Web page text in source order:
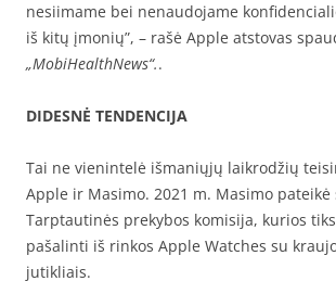
nesiimame bei nenaudojame
iš kitų įmonių”, – rašė Apple atstovas
„MobiHealthNews“..
DIDESNĖ TENDENCIJA
Tai ne vienintelė išmaniųjų laikrodžių
Apple ir Masimo. 2021 m. Masimo pateikė
Tarptautinės prekybos komisija, kurios
pašalinti iš rinkos Apple Watches su
jutikliais.